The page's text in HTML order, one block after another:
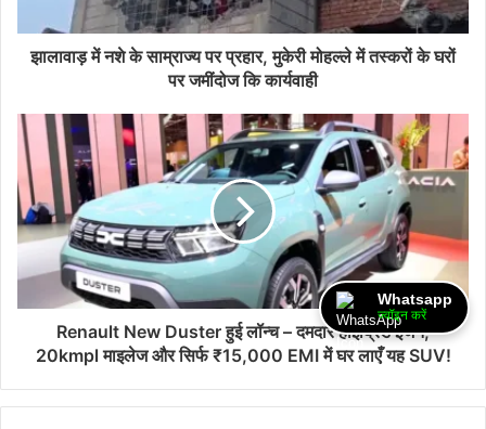
झालावाड़ में नशे के साम्राज्य पर प्रहार, मुकेरी मोहल्ले में तस्करों के घरों
पर जमींदोज कि कार्यवाही
Renault New Duster हुई लॉन्च – दमदार हाइब्रिड इंजन,
20kmpl माइलेज और सिर्फ ₹15,000 EMI में घर लाएँ यह SUV!
Whatsapp
ज्वॉइन करें